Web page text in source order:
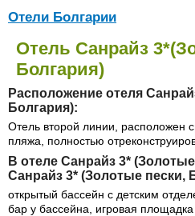
Отели Болгарии
Отель Санрайз
Болгария)
Расположение отеля
Болгария):
Отель второй линии, расположен
пляжа, полностью
В отеле Санрайз 3*
Санрайз 3* (Золотые пески,
открытый бассейн с детским
бар у бассейна, игровая